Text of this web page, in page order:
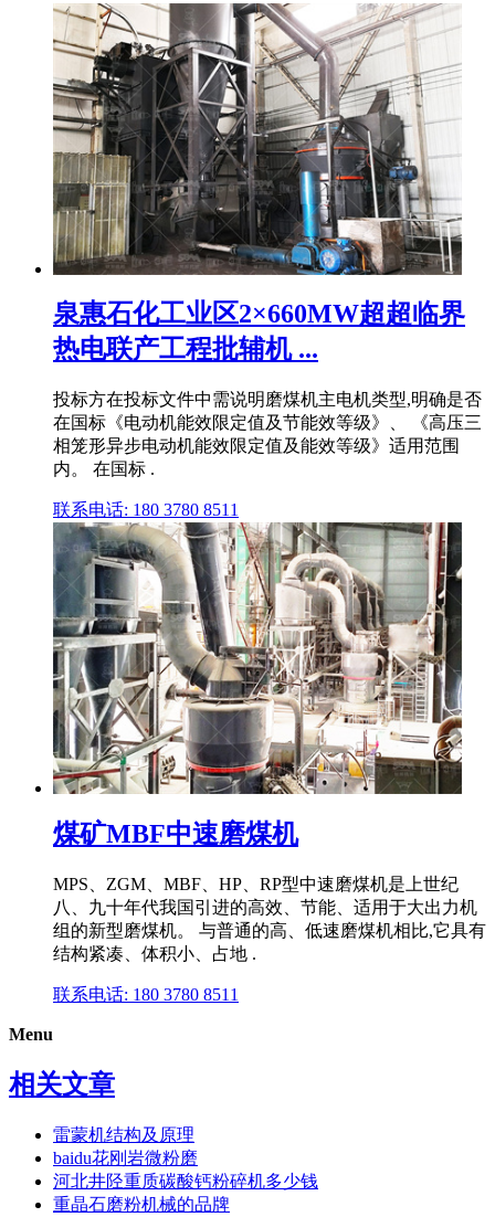
泉惠石化工业区2×660MW超超临界
热电联产工程批辅机 ...
投标方在投标文件中需说明磨煤机主电机类型,明确是否
在国标《电动机能效限定值及节能效等级》、 《高压三
相笼形异步电动机能效限定值及能效等级》适用范围
内。 在国标 .
联系电话: 180 3780 8511
煤矿MBF中速磨煤机
MPS、ZGM、MBF、HP、RP型中速磨煤机是上世纪
八、九十年代我国引进的高效、节能、适用于大出力机
组的新型磨煤机。 与普通的高、低速磨煤机相比,它具有
结构紧凑、体积小、占地 .
联系电话: 180 3780 8511
Menu
相关文章
雷蒙机结构及原理
baidu花刚岩微粉磨
河北井陉重质碳酸钙粉碎机多少钱
重晶石磨粉机械的品牌